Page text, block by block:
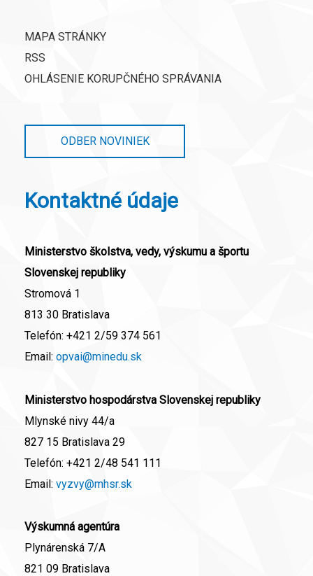
MAPA STRÁNKY
RSS
OHLÁSENIE KORUPČNÉHO SPRÁVANIA
ODBER NOVINIEK
Kontaktné údaje
Ministerstvo školstva, vedy, výskumu a športu
Slovenskej republiky
Stromová 1
813 30 Bratislava
Telefón: +421 2/59 374 561
Email: opvai@minedu.sk
Ministerstvo hospodárstva Slovenskej republiky
Mlynské nivy 44/a
827 15 Bratislava 29
Telefón: +421 2/48 541 111
Email: vyzvy@mhsr.sk
Výskumná agentúra
Plynárenská 7/A
821 09 Bratislava